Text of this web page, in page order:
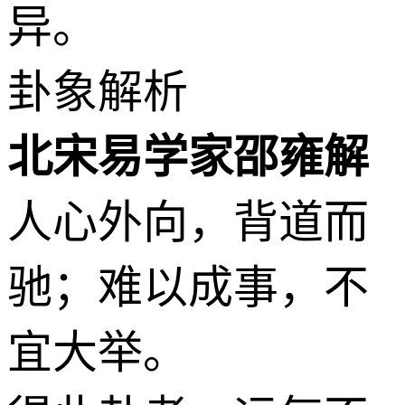
异。
卦象解析
北宋易学家邵雍解
人心外向，背道而
驰；难以成事，不
宜大举。